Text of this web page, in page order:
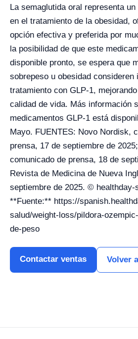
La semaglutida oral representa
en el tratamiento de la obesidad,
opción efectiva y preferida por
la posibilidad de que este
disponible pronto, se espera que
sobrepeso u obesidad consideren
tratamiento con GLP-1,
calidad de vida. Más información
medicamentos GLP-1 está
Mayo. FUENTES: Novo Nordisk,
prensa, 17 de septiembre de
comunicado de prensa, 18 de
Revista de Medicina de Nueva
septiembre de 2025. © healthday-
**Fuente:** https://
salud/weight-loss/pildora-
de-peso
Contactar ventas Volver